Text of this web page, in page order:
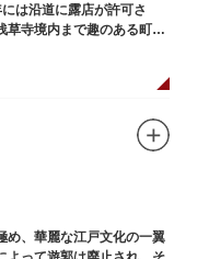
は沿道に露店が許可さ
草寺境内まで趣のある町並
め、華麗な江戸文化の一翼